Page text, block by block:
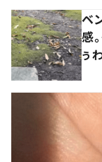
ベ
感
ぅ